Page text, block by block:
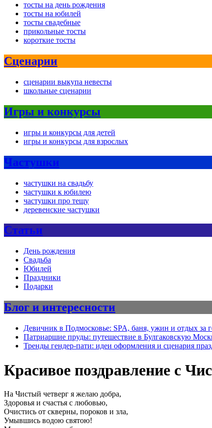
тосты на день рождения
тосты на юбилей
тосты свадебные
прикольные тосты
короткие тосты
Сценарии
сценарии выкупа невесты
школьные сценарии
Игры и конкурсы
игры и конкурсы для детей
игры и конкурсы для взрослых
Частушки
частушки на свадьбу
частушки к юбилею
частушки про тещу
деревенские частушки
Статьи
День рождения
Свадьба
Юбилей
Праздники
Подарки
Блог и интересности
Девичник в Подмосковье: SPA, баня, ужин и отдых за
Патриаршие пруды: путешествие в Булгаковскую
Тренды гендер-пати: идеи оформления и сценария
Красивое поздравление с
На Чистый четверг я желаю добра,
Здоровья и счастья с любовью,
Очистись от скверны, пороков и зла,
Умывшись водою святою!